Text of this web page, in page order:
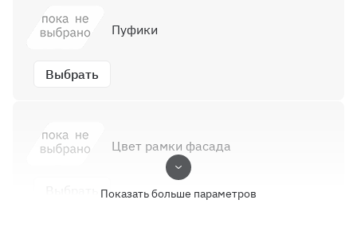
Выбрать
Пуфики
Цвет рамки фасада
Показать больше параметров